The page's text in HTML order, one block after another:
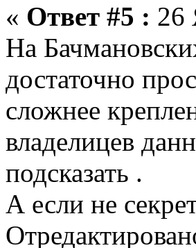
« Ответ #5 : 26
На
достаточно
сложнее
владелицев
подсказать .
А если не